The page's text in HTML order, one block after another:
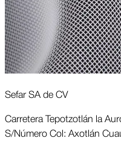
Sefar SA de CV
Carretera Tepotzotlán la
S/Número Col: Axotlán